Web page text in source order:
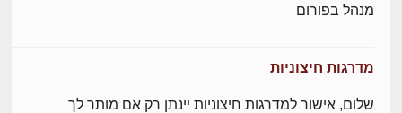
מנהל בפורום
מדרגות חיצוניות
שלום, אישור למדרגות חיצוניות יינתן רק אם מותר לך